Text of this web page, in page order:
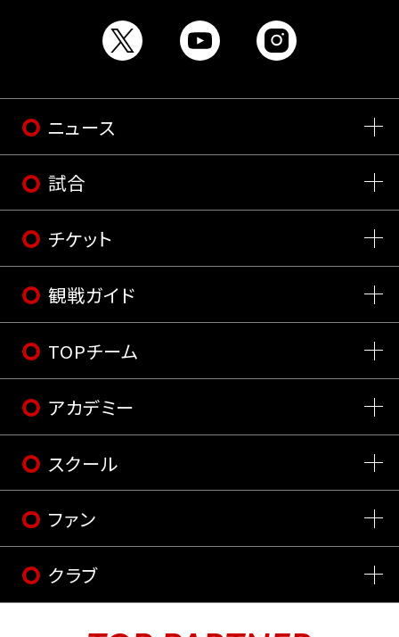
ニュース
試合
チケット
観戦ガイド
TOPチーム
アカデミー
スクール
ファン
クラブ